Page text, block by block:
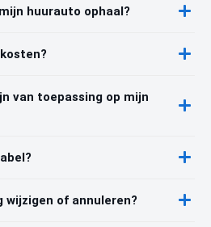
huurauto ophaal?
van toepassing op mijn
wijzigen of annuleren?